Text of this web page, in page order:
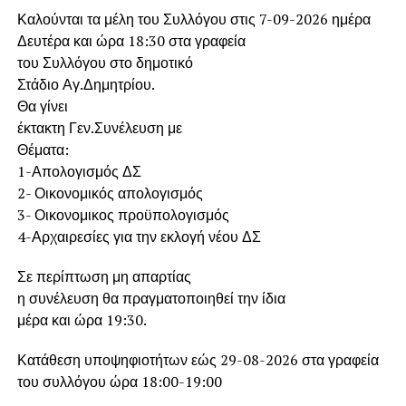
Καλούνται τα μέλη του Συλλόγου στις 7-09-2026 ημέρα
Δευτέρα και ώρα 18:30 στα γραφεία
του Συλλόγου στο δημοτικό
Στάδιο Αγ.Δημητρίου.
Θα γίνει
έκτακτη Γεν.Συνέλευση με
Θέματα:
1-Απολογισμός ΔΣ
2- Οικονομικός απολογισμός
3- Οικονομικος προϋπολογισμός
4-Αρχαιρεσίες για την εκλογή νέου ΔΣ
Σε περίπτωση μη απαρτίας
η συνέλευση θα πραγματοποιηθεί την ίδια
μέρα και ώρα 19:30.
Κατάθεση υποψηφιοτήτων εώς 29-08-2026 στα γραφεία
του συλλόγου ώρα 18:00-19:00